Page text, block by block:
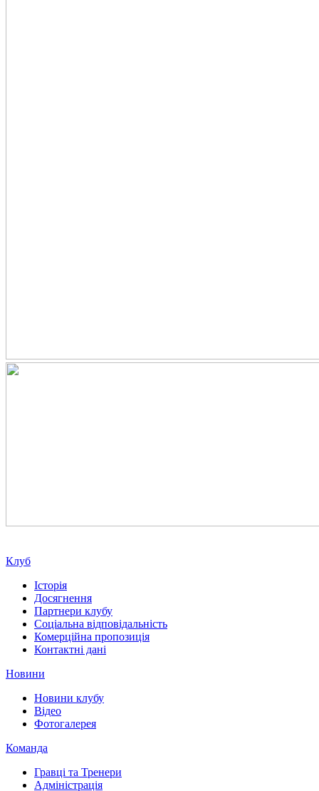
Клуб
Історія
Досягнення
Партнери клубу
Соціальна відповідальність
Комерційна пропозиція
Контактні дані
Новини
Новини клубу
Відео
Фотогалерея
Команда
Гравці та Тренери
Адміністрація